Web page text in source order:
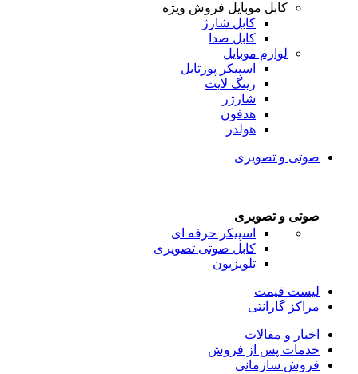
کابل موبایل فروش ویژه
کابل شارژ
کابل صدا
لوازم موبایل
اسپیکر پورتابل
رینگ لایت
شارژر
هدفون
هولدر
صوتی و تصویری
صوتی و تصویری
اسپیکر حرفه ای
کابل صوتی تصویری
تلویزیون
لیست قیمت
مراکز گارانتی
اخبار و مقالات
خدمات پس از فروش
فروش سازمانی